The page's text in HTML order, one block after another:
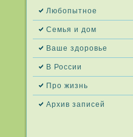
Любопытное
Семья и дом
Ваше здоровье
В России
Про жизнь
Архив запи­сей